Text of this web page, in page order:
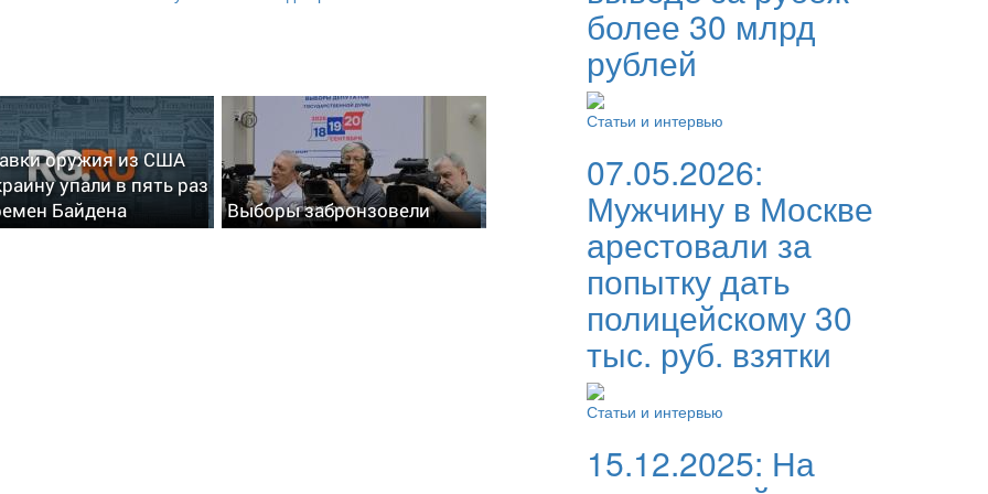
оружия из США
упали в пять раз
Байдена
Выборы забронзовели
более 30 млрд
рублей
Статьи и интервью
07.05.2026:
Мужчину в Москве
арестовали за
попытку дать
полицейскому 30
тыс. руб. взятки
Статьи и интервью
15.12.2025: На